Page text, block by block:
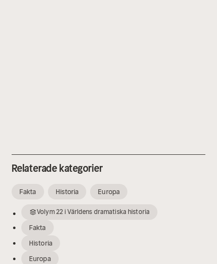
Relaterade kategorier
Fakta Historia Europa
Volym22 iVärldens dramatiska historia
Fakta
Historia
Europa